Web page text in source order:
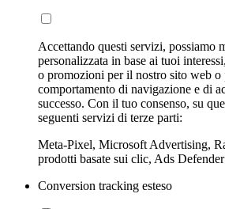
Accettando questi servizi, possiamo
personalizzata in base ai tuoi
o promozioni per il nostro sito web o
comportamento di navigazione e di
successo. Con il tuo consenso, su
seguenti servizi di terze parti:
Meta-Pixel, Microsoft Advertising,
prodotti basate sui clic, Ads Defender
Conversion tracking esteso